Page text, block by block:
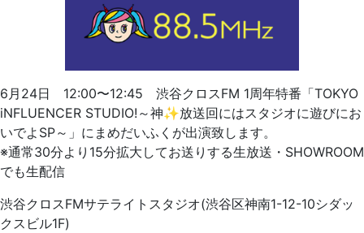
6月24日 12:00〜12:45 渋谷クロスFM 1周年特番「TOKYO
iNFLUENCER STUDIO!～神✨放送回にはスタジオに遊びにお
いでよSP～」にまめだいふくが出演致します。
※通常30分より15分拡大してお送りする生放送・SHOWROOM
でも生配信
渋谷クロスFMサテライトスタジオ(渋谷区神南1-12-10シダッ
クスビル1F)